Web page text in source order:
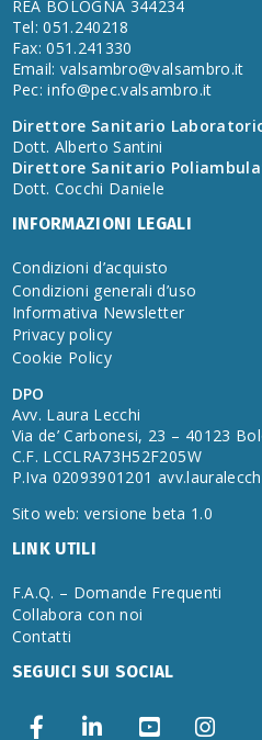
REA BOLOGNA 344234
Tel: 051.240218
Fax: 051.241330
Email: valsambro@valsambro.it
Pec:info@pec.valsambro.it
Direttore Sanitario
Dott. Alberto Santini
Direttore Sanitario
Dott. Cocchi Daniele
INFORMAZIONI LEGALI
Condizioni d’acquisto
Condizioni generali d’uso
Informativa Newsletter
Privacy policy
Cookie Policy
DPO
Avv. Laura Lecchi
Via de’ Carbonesi, 23 – 40123
C.F. LCCLRA73H52F205W
P.Iva 02093901201
Sito web: versione beta 1.0
LINK UTILI
F.A.Q. – Domande Frequenti
Collabora con noi
Contatti
SEGUICI SUI SOCIAL